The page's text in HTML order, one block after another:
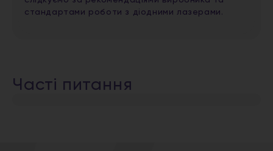
стандартами роботи з діодними лазерами.
Часті питання